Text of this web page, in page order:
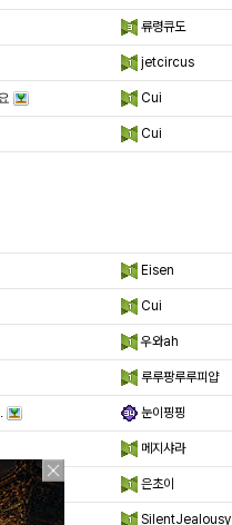
류령큐도
jetcircus
Cui
Cui
Eisen
Cui
우와ah
루루팡루루피얍
눈이핑핑
메지샤라
은초이
SilentJealousy